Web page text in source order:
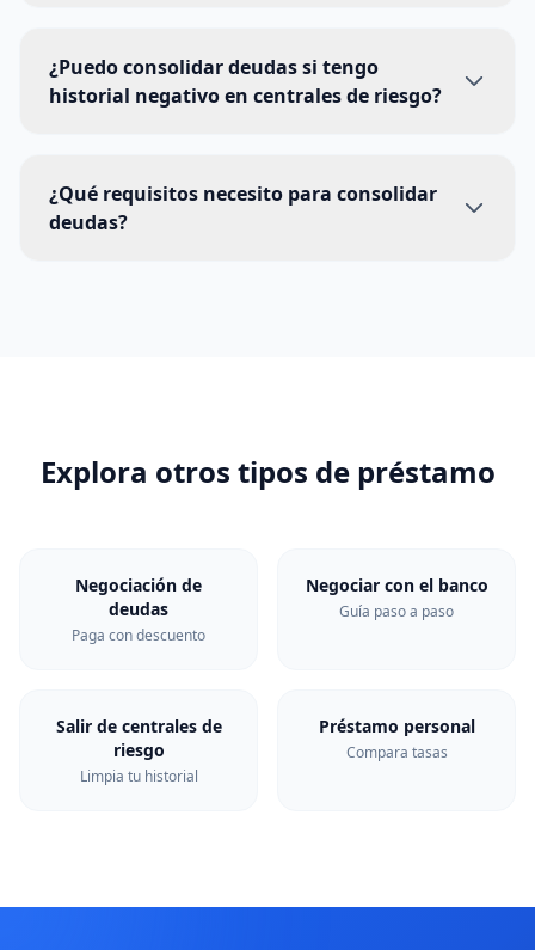
¿Puedo consolidar deudas si tengo
historial negativo en centrales de riesgo?
¿Qué requisitos necesito para consolidar
deudas?
Explora otros tipos de préstamo
Negociación de
deudas
Paga con descuento
Negociar con el banco
Guía paso a paso
Salir de centrales de
riesgo
Limpia tu historial
Préstamo personal
Compara tasas